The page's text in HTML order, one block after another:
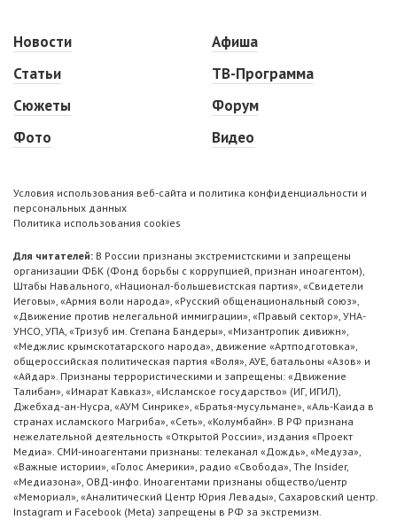
Новости
Статьи
Сюжеты
Фото
Афиша
ТВ-Программа
Форум
Видео
Условия использования веб-сайта и политика конфиденциальности и
персональных данных
Политика использования cookies
Для читателей: В России признаны экстремистскими и запрещены
организации ФБК (Фонд борьбы с коррупцией, признан иноагентом),
Штабы Навального, «Национал-большевистская партия», «Свидетели
Иеговы», «Армия воли народа», «Русский общенациональный союз»,
«Движение против нелегальной иммиграции», «Правый сектор», УНА-
УНСО, УПА, «Тризуб им. Степана Бандеры», «Мизантропик дивижн»,
«Меджлис крымскотатарского народа», движение «Артподготовка»,
общероссийская политическая партия «Воля», АУЕ, батальоны «Азов» и
«Айдар». Признаны террористическими и запрещены: «Движение
Талибан», «Имарат Кавказ», «Исламское государство» (ИГ, ИГИЛ),
Джебхад-ан-Нусра, «АУМ Синрике», «Братья-мусульмане», «Аль-Каида в
странах исламского Магриба», «Сеть», «Колумбайн». В РФ признана
нежелательной деятельность «Открытой России», издания «Проект
Медиа». СМИ-иноагентами признаны: телеканал «Дождь», «Медуза»,
«Важные истории», «Голос Америки», радио «Свобода», The Insider,
«Медиазона», ОВД-инфо. Иноагентами признаны общество/центр
«Мемориал», «Аналитический Центр Юрия Левады», Сахаровский центр.
Instagram и Facebook (Metа) запрещены в РФ за экстремизм.